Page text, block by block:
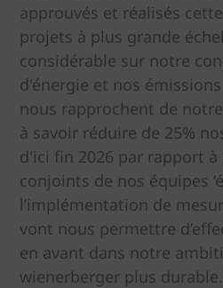
approuvés et réalisés
projets à plus grande
considérable sur notre
d'énergie et nos émissions
nous rapprochent de
à savoir réduire de 25%
d'ici fin 2026 par rapport à
conjoints de nos équipes
l’implémentation de
vont nous permettre
en avant dans notre
wienerberger plus durable.